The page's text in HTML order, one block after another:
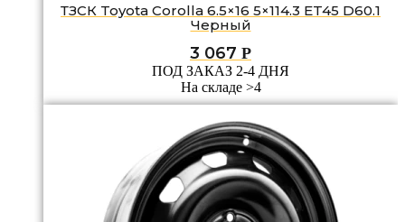
ТЗСК Toyota Corolla 6.5×16 5×114.3 ET45 D60.1
Черный
3 067 Р
ПОД ЗАКАЗ 2-4 ДНЯ
На складе >4